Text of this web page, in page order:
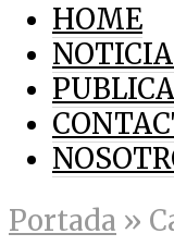
HOME
Portada »